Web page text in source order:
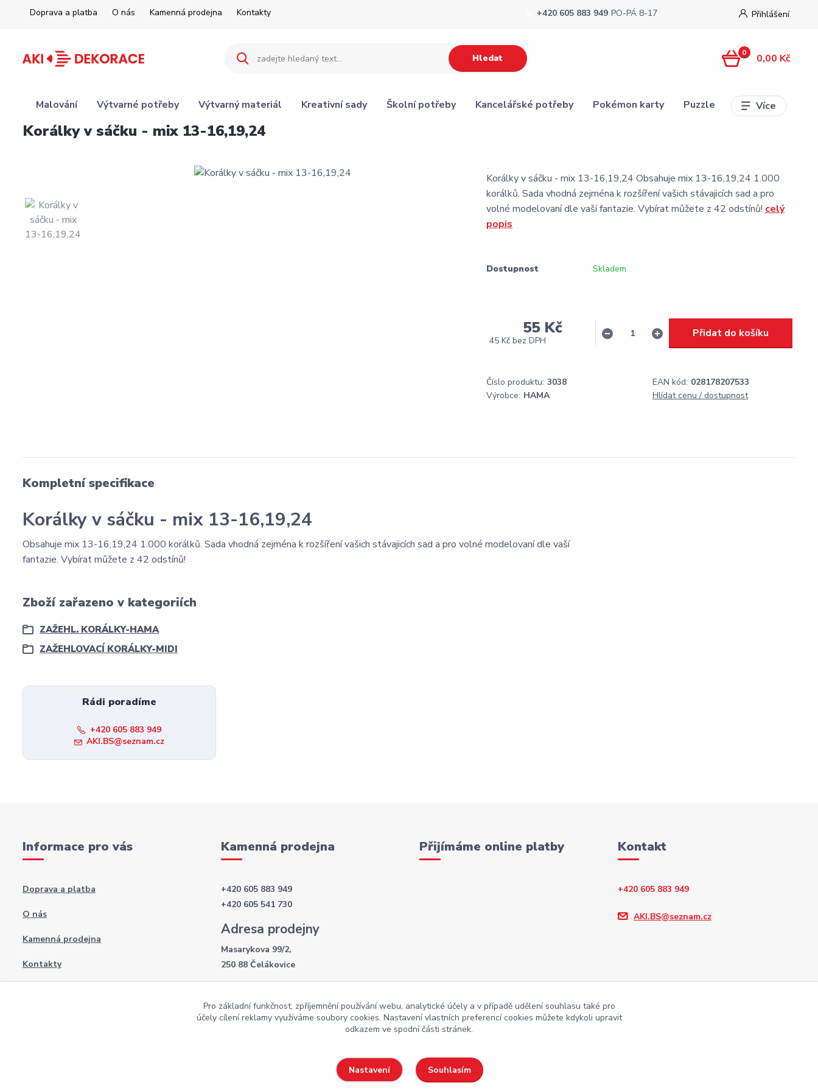
Doprava a platba O nás Kamenná prodejna Kontakty Přihlášení
Hledat
+420 605 883 949 PO-PÁ 8-17
0 0,00 Kč
Malování Výtvarné potřeby Výtvarný materiál Kreativní sady Školní potřeby Kancelářské potřeby Pokémon karty Puzzle Více
Korálky v sáčku - mix 13-16,19,24
Korálky v sáčku - mix 13-16,19,24 Obsahuje mix 13-16,19,24 1.000
korálků. Sada vhodná zejména k rozšíření vašich stávajicích sad a pro
volné modelovaní dle vaší fantazie. Vybírat můžete z 42 odstínů! celý
popis
Dostupnost Skladem
55 Kč
45 Kč bez DPH
Přidat do košíku
Číslo produktu: 3038 EAN kód: 028178207533
Výrobce: HAMA Hlídat cenu / dostupnost
Kompletní specifikace
Korálky v sáčku - mix 13-16,19,24
Obsahuje mix 13-16,19,24 1.000 korálků. Sada vhodná zejména k rozšíření vašich stávajicích sad a pro volné modelovaní dle vaší
fantazie. Vybírat můžete z 42 odstínů!
Zboží zařazeno v kategoriích
ZAŽEHL. KORÁLKY-HAMA
ZAŽEHLOVACÍ KORÁLKY-MIDI
Rádi poradíme
+420 605 883 949
AKI.BS@seznam.cz
Informace pro vás
Doprava a platba
O nás
Kamenná prodejna
Kontakty
Kamenná prodejna
+420 605 883 949
+420 605 541 730
Adresa prodejny
Masarykova 99/2,
250 88 Čelákovice
Po-Pá: 8:00 - 17:30
So: 9:00 - 12:00
Přijímáme online platby Kontakt
+420 605 883 949
AKI.BS@seznam.cz
Pro základní funkčnost, zpříjemnění používání webu, analytické účely a v případě udělení souhlasu také pro
účely cílení reklamy využíváme soubory cookies. Nastavení vlastních preferencí cookies můžete kdykoli upravit
odkazem ve spodní části stránek.
Nastavení Souhlasím